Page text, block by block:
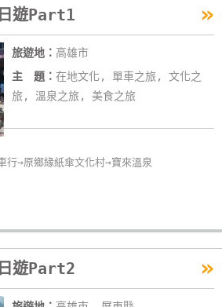
遊Part1 »
旅遊地： 高雄市
主 題： 在地文化, 單車之旅, 文化之
旅, 溫泉之旅, 美食之旅
行→原鄉緣紙傘文化村→寶來溫泉
遊Part2 »